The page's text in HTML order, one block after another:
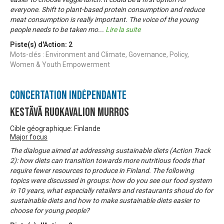
everyone. Shift to plant-based protein consumption and reduce
meat consumption is really important. The voice of the young
people needs to be taken mo... Lire la suite
Piste(s) d'Action: 2
Mots-clés : Environment and Climate, Governance, Policy,
Women & Youth Empowerment
Concertation Indépendante
Kestävä ruokavalion murros
Cible géographique: Finlande
Major focus
The dialogue aimed at addressing sustainable diets (Action Track
2): how diets can transition towards more nutritious foods that
require fewer resources to produce in Finland. The following
topics were discussed in groups: how do you see our food system
in 10 years, what especially retailers and restaurants shoud do for
sustainable diets and how to make sustainable diets easier to
choose for young people?